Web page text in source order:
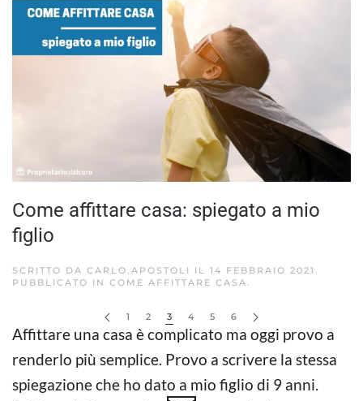
Come affittare casa: spiegato a mio
figlio
SCRITTO DA CARLO.APOSTOLI IL 14 FEBBRAIO 2021 .
PUBBLICATO IN COME AFFITTARE CASA.
Affittare una casa è complicato ma oggi provo a
renderlo più semplice. Provo a scrivere la stessa
spiegazione che ho dato a mio figlio di 9 anni.
1 2 3 4 5 6